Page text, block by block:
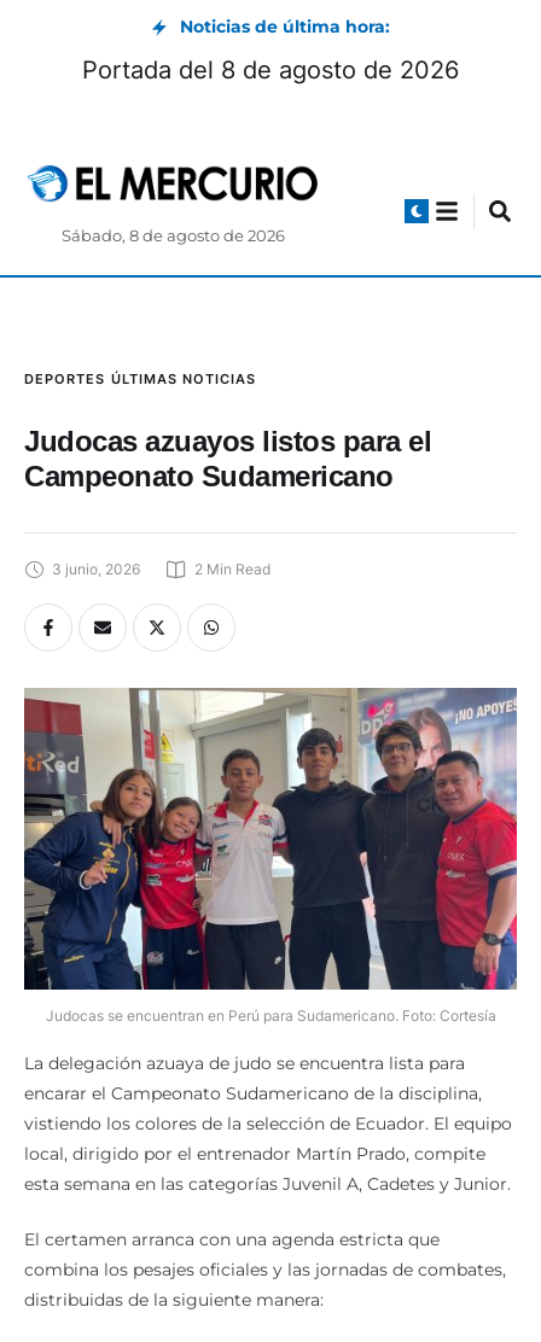
Noticias de última hora:
Portada del 8 de agosto de 2026
Sábado, 8 de agosto de 2026
DEPORTES ÚLTIMAS NOTICIAS
Judocas azuayos listos para el
Campeonato Sudamericano
3 junio, 2026 2 Min Read
Judocas se encuentran en Perú para Sudamericano. Foto: Cortesía
La delegación azuaya de judo se encuentra lista para
encarar el Campeonato Sudamericano de la disciplina,
vistiendo los colores de la selección de Ecuador. El equipo
local, dirigido por el entrenador Martín Prado, compite
esta semana en las categorías Juvenil A, Cadetes y Junior.
El certamen arranca con una agenda estricta que
combina los pesajes oficiales y las jornadas de combates,
distribuidas de la siguiente manera: